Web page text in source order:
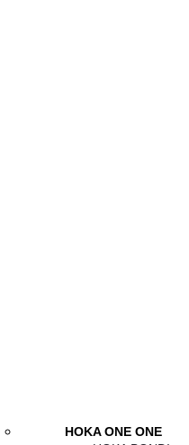
HOKA ONE ONE